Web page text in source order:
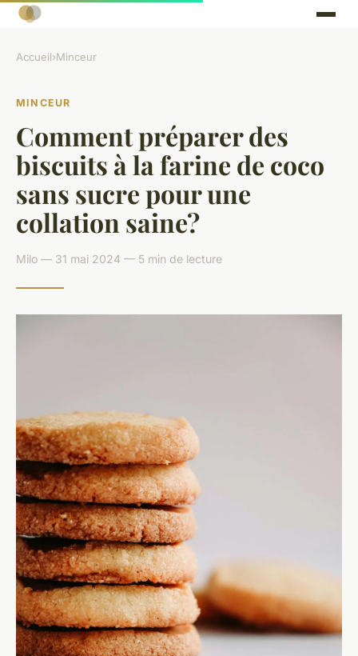
Accueil›Minceur
MINCEUR
Comment préparer des
biscuits à la farine de coco
sans sucre pour une
collation saine?
Milo — 31 mai 2024 — 5 min de lecture